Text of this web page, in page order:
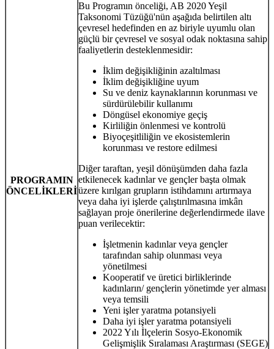
PROGRAMIN
ÖNCELİKLERİ
Bu Programın önceliği, AB 2020 Yeşil
Taksonomi Tüzüğü'nün aşağıda belirtilen altı
çevresel hedefinden en az biriyle uyumlu olan
güçlü bir çevresel ve sosyal odak noktasına sahip
faaliyetlerin desteklenmesidir:
İklim değişikliğinin azaltılması
İklim değişikliğine uyum
Su ve deniz kaynaklarının korunması ve
sürdürülebilir kullanımı
Döngüsel ekonomiye geçiş
Kirliliğin önlenmesi ve kontrolü
Biyoçeşitliliğin ve ekosistemlerin
korunması ve restore edilmesi
Diğer taraftan, yeşil dönüşümden daha fazla
etkilenecek kadınlar ve gençler başta olmak
üzere kırılgan grupların istihdamını artırmaya
veya daha iyi işlerde çalıştırılmasına imkân
sağlayan proje önerilerine değerlendirmede ilave
puan verilecektir:
İşletmenin kadınlar veya gençler
tarafından sahip olunması veya
yönetilmesi
Kooperatif ve üretici birliklerinde
kadınların/ gençlerin yönetimde yer alması
veya temsili
Yeni işler yaratma potansiyeli
Daha iyi işler yaratma potansiyeli
2022 Yılı İlçelerin Sosyo-Ekonomik
Gelişmişlik Sıralaması Araştırması (SEGE)